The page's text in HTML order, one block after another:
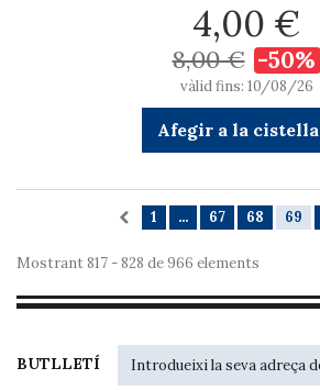
4,00 €
8,00 € -50%
vàlid fins: 10/08/26
Afegir a la cistella
1 ... 67 68 69
Mostrant 817 - 828 de 966 elements
BUTLLETÍ